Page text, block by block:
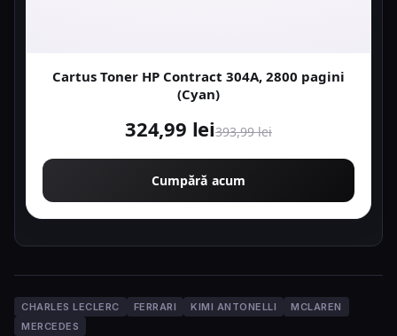
Cartus Toner HP Contract 304A, 2800 pagini
(Cyan)
324,99 lei393,99 lei
Cumpără acum
CHARLES LECLERC FERRARI KIMI ANTONELLI
MCLAREN
MERCEDES